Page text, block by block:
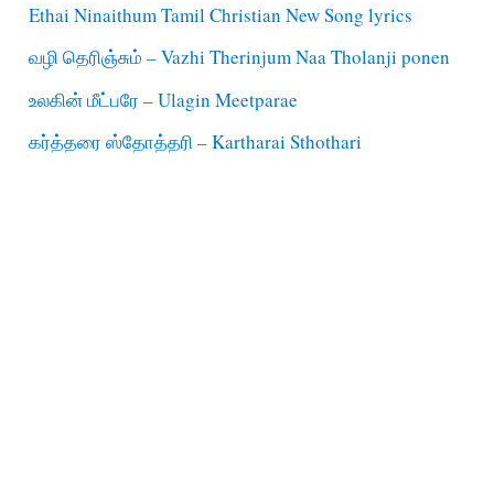
Ethai Ninaithum Tamil Christian New Song lyrics
வழி தெரிஞ்சும் – Vazhi Therinjum Naa Tholanji ponen
உலகின் மீட்பரே – Ulagin Meetparae
கர்த்தரை ஸ்தோத்தரி – Kartharai Sthothari